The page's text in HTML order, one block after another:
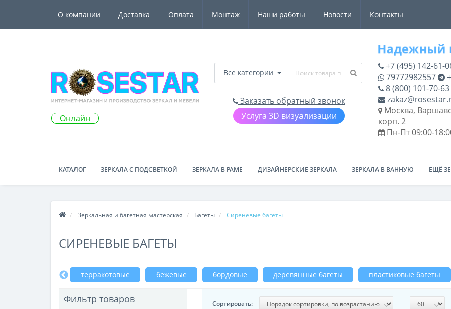
О компании Доставка Оплата Монтаж Наши работы Новости Контакты
Онлайн
Все категории
Заказать обратный звонок
Услуга 3D визуализации
+7 (495) 142-61-
79772982557
8 (800) 101-70-63
Москва,
корп. 2
Пн-Пт 09:00-
КАТАЛОГ ЗЕРКАЛА С ПОДСВЕТКОЙ ЗЕРКАЛА В РАМЕ ДИЗАЙНЕРСКИЕ ЗЕРКАЛА ЗЕРКАЛА В ВАННУЮ ЕЩЁ
Зеркальная и багетная мастерская Багеты Сиреневые багеты
СИРЕНЕВЫЕ БАГЕТЫ
терракотовые бежевые бордовые деревянные багеты пластиковые багеты
Фильтр товаров Сортировать: